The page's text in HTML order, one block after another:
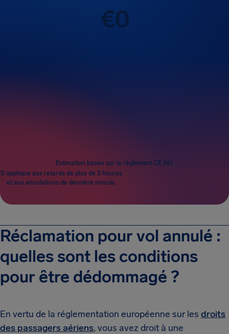
€0
Estimation basée sur le règlement CE 261
S’applique aux retards de plus de 3 heures
et aux annulations de dernière minute.
Réclamation pour vol annulé :
quelles sont les conditions
pour être dédommagé ?
En vertu de la réglementation européenne sur les droits
des passagers aériens, vous avez droit à une